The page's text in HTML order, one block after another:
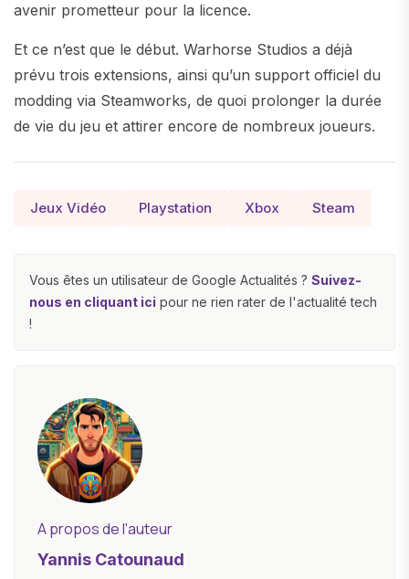
avenir prometteur pour la licence.
Et ce n’est que le début. Warhorse Studios a déjà
prévu trois extensions, ainsi qu’un support officiel du
modding via Steamworks, de quoi prolonger la durée
de vie du jeu et attirer encore de nombreux joueurs.
Jeux Vidéo Playstation Xbox Steam
Vous êtes un utilisateur de Google Actualités ? Suivez-
nous en cliquant ici pour ne rien rater de l'actualité tech
!
A propos de l'auteur
Yannis Catounaud